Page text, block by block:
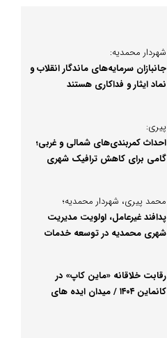
شهردار محمدیه:
جانبازان سرمایه‌های ماندگار انقلاب و
نماد ایثار و فداکاری هستند
پیری:
احداث کمربندی‌های شمالی و غربی؛
گامی برای کاهش ترافیک شهری
محمد پیری، شهردار محمدیه؛
پدافند غیرعامل، اولویت مدیریت
شهری محمدیه در توسعه خدمات
رقابت خلاقانه «ماین کاپ» در
کانماین ۱۴۰۴ / میدان ایده های